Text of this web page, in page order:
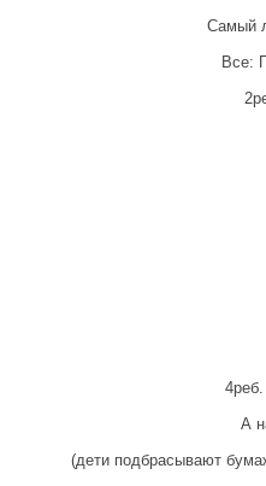
Самый
Все:
А
(дети подбрасывают